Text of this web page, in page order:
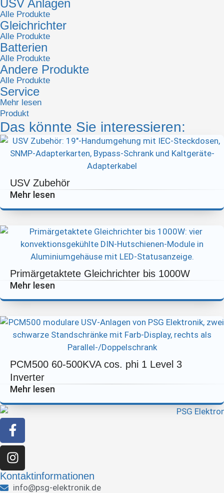
USV Anlagen
Alle Produkte
Gleichrichter
Alle Produkte
Batterien
Alle Produkte
Andere Produkte
Alle Produkte
Service
Mehr lesen
Produkt
Das könnte Sie interessieren:
USV Zubehör
Mehr lesen
Primärgetaktete Gleichrichter bis 1000W
Mehr lesen
PCM500 60-500KVA cos. phi 1 Level 3
Inverter
Mehr lesen
Kontaktinformationen
info@psg-elektronik.de